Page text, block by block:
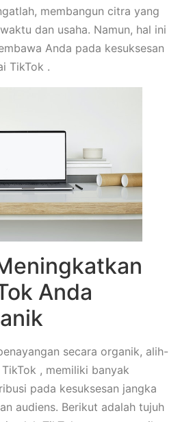
membangun citra yang
dan usaha. Namun, hal ini
Anda pada kesuksesan
TikTok .
Anda
secara organik, alih-
, memiliki banyak
pada kesuksesan jangka
audiens. Berikut adalah tujuh